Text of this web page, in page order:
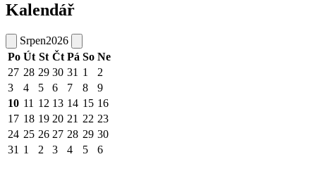
Kalendář
Srpen2026
Po Út St Čt Pá So Ne
27 28 29 30 31 1
2
3
4 5 6 7 8
9
10 11 12 13 14 15 16
17 18 19 20 21 22 23
24 25 26 27 28 29 30
31 1 2 3 4 5 6